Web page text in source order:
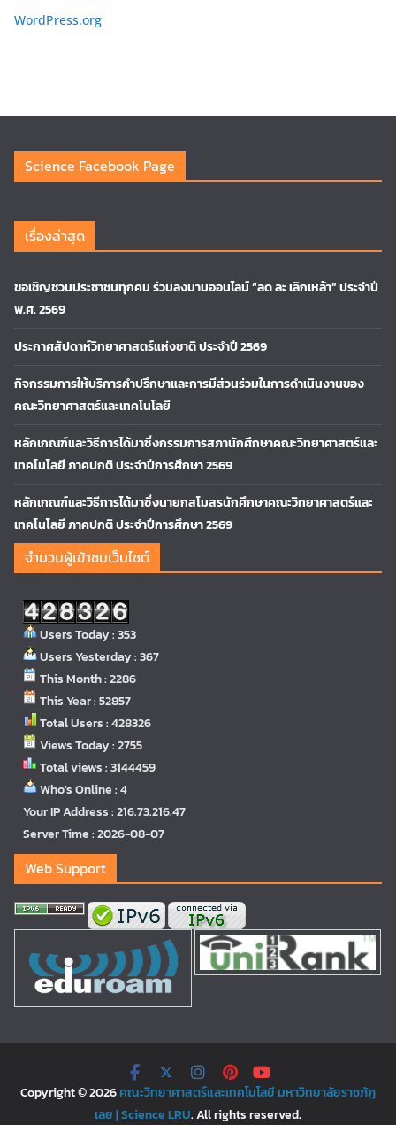
WordPress.org
Science Facebook Page
เรื่องล่าสุด
ขอเชิญชวนประชาชนทุกคน ร่วมลงนามออนไลน์ “ลด ละ เลิกเหล้า” ประจำปี
พ.ศ. 2569
ประกาศสัปดาห์วิทยาศาสตร์แห่งชาติ ประจำปี 2569
กิจกรรมการให้บริการคำปรึกษาและการมีส่วนร่วมในการดำเนินงานของ
คณะวิทยาศาสตร์และเทคโนโลยี
หลักเกณฑ์และวิธีการได้มาซึ่งกรรมการสภานักศึกษาคณะวิทยาศาสตร์และ
เทคโนโลยี ภาคปกติ ประจำปีการศึกษา 2569
หลักเกณฑ์และวิธีการได้มาซึ่งนายกสโมสรนักศึกษาคณะวิทยาศาสตร์และ
เทคโนโลยี ภาคปกติ ประจำปีการศึกษา 2569
จำนวนผู้เข้าชมเว็บไซต์
Users Today : 353
Users Yesterday : 367
This Month : 2286
This Year : 52857
Total Users : 428326
Views Today : 2755
Total views : 3144459
Who's Online : 4
Your IP Address : 216.73.216.47
Server Time : 2026-08-07
Web Support
Copyright © 2026คณะวิทยาศาสตร์และเทคโนโลยี มหาวิทยาลัยราชภัฏ
เลย | Science LRU. All rights reserved.